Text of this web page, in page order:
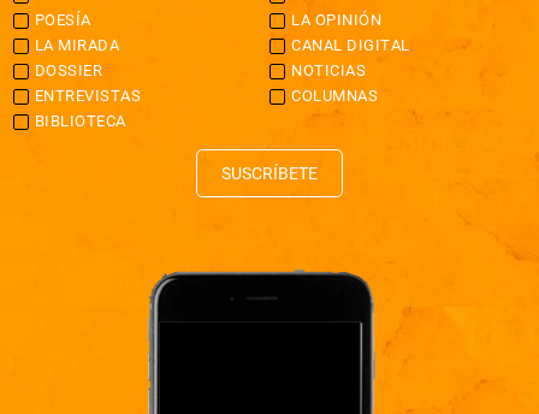
POESÍA
LA OPINIÓN
LA MIRADA
CANAL DIGITAL
DOSSIER
NOTICIAS
ENTREVISTAS
COLUMNAS
BIBLIOTECA
SUSCRÍBETE